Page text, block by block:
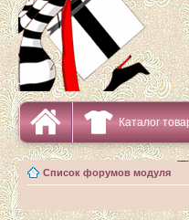
Каталог
Список форумов модуля